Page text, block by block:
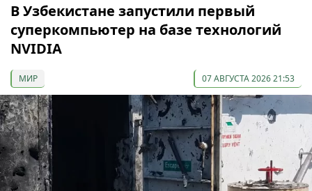
В Узбекистане запустили первый
суперкомпьютер на базе технологий
NVIDIA
МИР 07 АВГУСТА 2026 21:53